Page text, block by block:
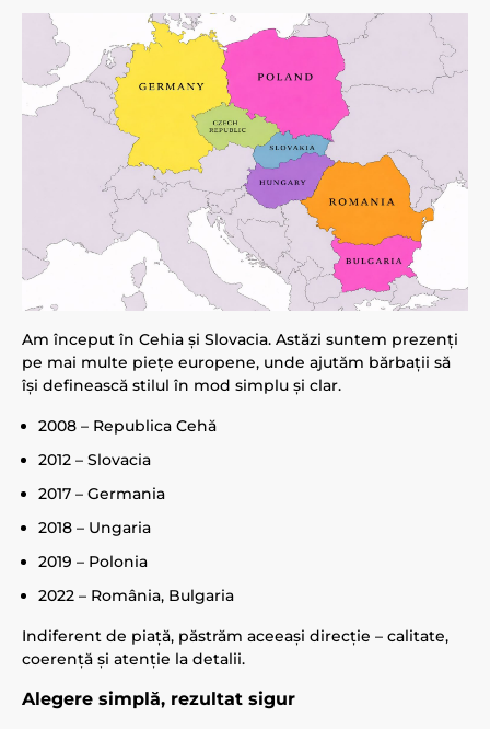
Am început în Cehia și Slovacia. Astăzi suntem prezenți
pe mai multe piețe europene, unde ajutăm bărbații să
își definească stilul în mod simplu și clar.
2008 – Republica Cehă
2012 – Slovacia
2017 – Germania
2018 – Ungaria
2019 – Polonia
2022 – România, Bulgaria
Indiferent de piață, păstrăm aceeași direcție – calitate,
coerență și atenție la detalii.
Alegere simplă, rezultat sigur